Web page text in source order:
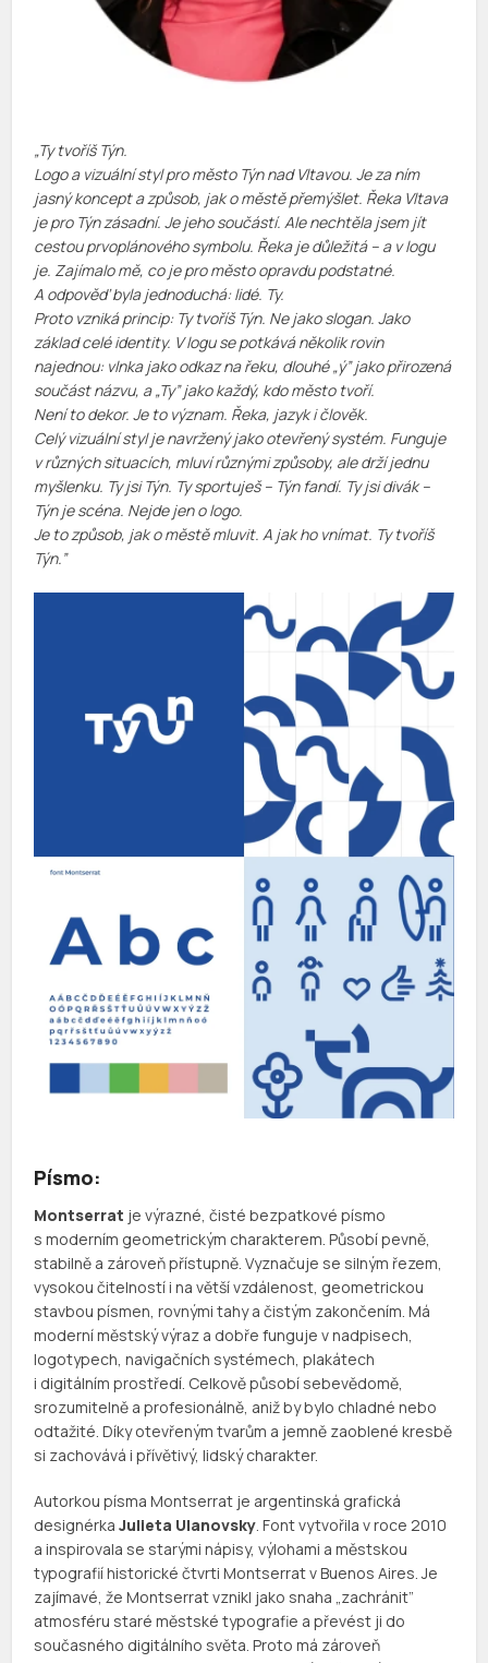
„Ty tvoříš Týn.
Logo a vizuální styl pro město Týn nad Vltavou. Je za ním
jasný koncept a způsob, jak o městě přemýšlet. Řeka Vltava
je pro Týn zásadní. Je jeho součástí. Ale nechtěla jsem jít
cestou prvoplánového symbolu. Řeka je důležitá – a v logu
je. Zajímalo mě, co je pro město opravdu podstatné.
A odpověď byla jednoduchá: lidé. Ty.
Proto vzniká princip: Ty tvoříš Týn. Ne jako slogan. Jako
základ celé identity. V logu se potkává několik rovin
najednou: vlnka jako odkaz na řeku, dlouhé „ý” jako přirozená
součást názvu, a „Ty” jako každý, kdo město tvoří.
Není to dekor. Je to význam. Řeka, jazyk i člověk.
Celý vizuální styl je navržený jako otevřený systém. Funguje
v různých situacích, mluví různými způsoby, ale drží jednu
myšlenku. Ty jsi Týn. Ty sportuješ – Týn fandí. Ty jsi divák –
Týn je scéna. Nejde jen o logo.
Je to způsob, jak o městě mluvit. A jak ho vnímat. Ty tvoříš
Týn.”
Písmo:
Montserrat je výrazné, čisté bezpatkové písmo
s moderním geometrickým charakterem. Působí pevně,
stabilně a zároveň přístupně. Vyznačuje se silným řezem,
vysokou čitelností i na větší vzdálenost, geometrickou
stavbou písmen, rovnými tahy a čistým zakončením. Má
moderní městský výraz a dobře funguje v nadpisech,
logotypech, navigačních systémech, plakátech
i digitálním prostředí. Celkově působí sebevědomě,
srozumitelně a profesionálně, aniž by bylo chladné nebo
odtažité. Díky otevřeným tvarům a jemně zaoblené kresbě
si zachovává i přívětivý, lidský charakter.
Autorkou písma Montserrat je argentinská grafická
designérkaJulieta Ulanovsky. Font vytvořila v roce 2010
a inspirovala se starými nápisy, výlohami a městskou
typografií historické čtvrti Montserrat v Buenos Aires. Je
zajímavé, že Montserrat vznikl jako snaha „zachránit”
atmosféru staré městské typografie a převést ji do
současného digitálního světa. Proto má zároveň